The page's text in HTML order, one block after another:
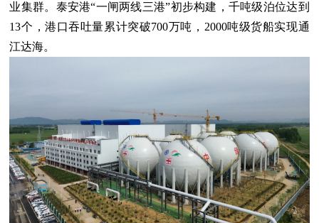
业集群。泰安港“一闸两线三港”初步构建，千吨级泊位达到
13个，港口吞吐量累计突破700万吨，2000吨级货船实现通
江达海。